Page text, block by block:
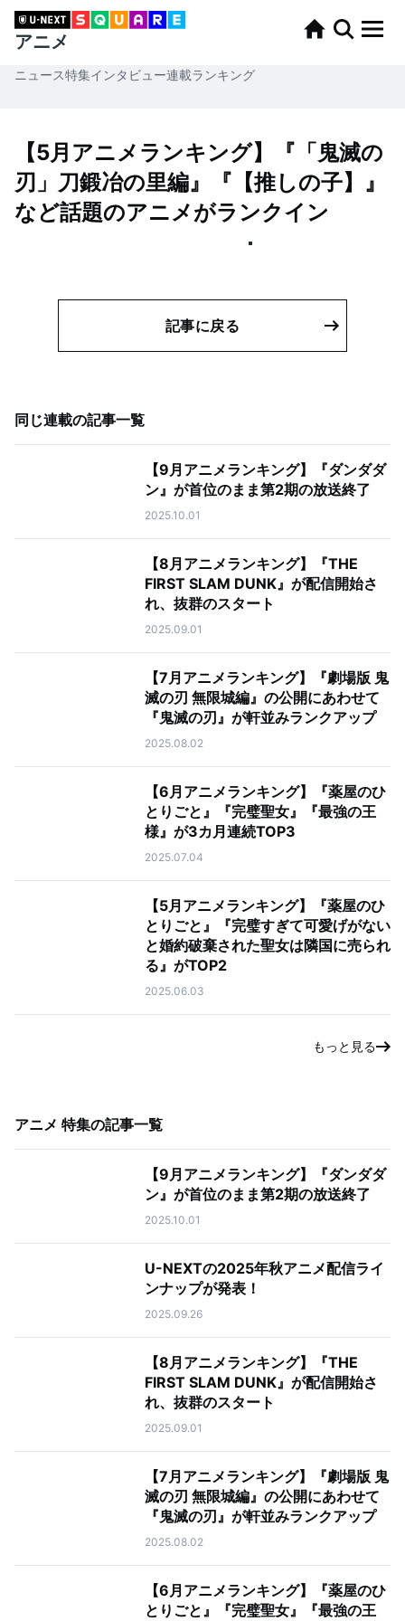
アニメ
ニュース特集インタビュー連載ランキング
【5月アニメランキング】『「鬼滅の
刃」刀鍛冶の里編』『【推しの子】』
など話題のアニメがランクイン
記事に戻る
同じ連載の記事一覧
【9月アニメランキング】『ダンダダ
ン』が首位のまま第2期の放送終了
2025.10.01
【8月アニメランキング】『THE
FIRST SLAM DUNK』が配信開始さ
れ、抜群のスタート
2025.09.01
【7月アニメランキング】『劇場版 鬼
滅の刃 無限城編』の公開にあわせて
『鬼滅の刃』が軒並みランクアップ
2025.08.02
【6月アニメランキング】『薬屋のひ
とりごと』『完璧聖女』『最強の王
様』が3カ月連続TOP3
2025.07.04
【5月アニメランキング】『薬屋のひ
とりごと』『完璧すぎて可愛げがない
と婚約破棄された聖女は隣国に売られ
る』がTOP2
2025.06.03
もっと見る
アニメ 特集の記事一覧
【9月アニメランキング】『ダンダダ
ン』が首位のまま第2期の放送終了
2025.10.01
U-NEXTの2025年秋アニメ配信ライ
ンナップが発表！
2025.09.26
【8月アニメランキング】『THE
FIRST SLAM DUNK』が配信開始さ
れ、抜群のスタート
2025.09.01
【7月アニメランキング】『劇場版 鬼
滅の刃 無限城編』の公開にあわせて
『鬼滅の刃』が軒並みランクアップ
2025.08.02
【6月アニメランキング】『薬屋のひ
とりごと』『完璧聖女』『最強の王